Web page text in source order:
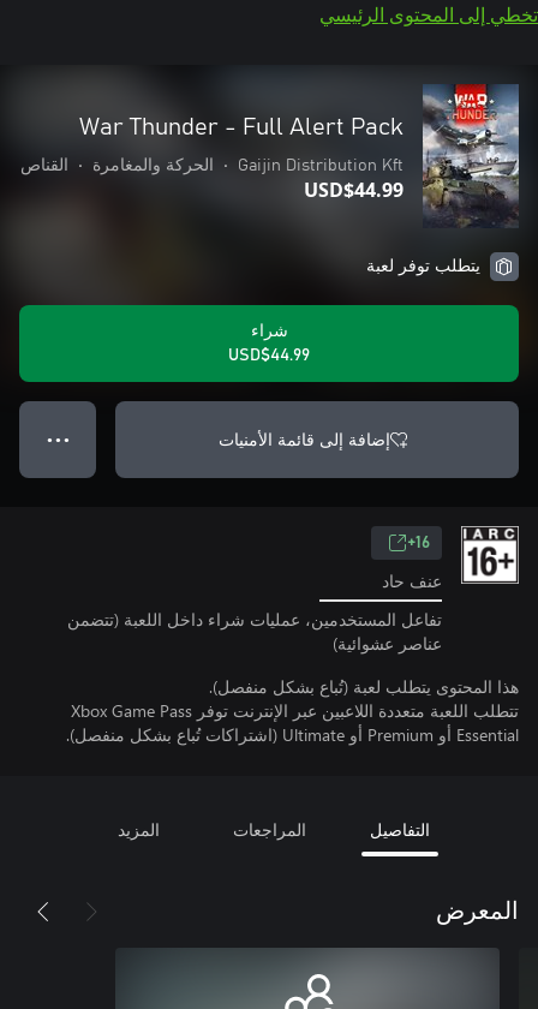
تخطي إلى المحتوى الرئيسي
War Thunder - Full Alert Pack
Gaijin Distribution Kft
• الحركة والمغامرة • القناص
USD$44.99
يتطلب توفر لعبة
شراء
USD$44.99
إضافة إلى قائمة الأمنيات ● ● ●
16+
عنف حاد
تفاعل المستخدمين، عمليات شراء داخل اللعبة (تتضمن
عناصر عشوائية)
هذا المحتوى يتطلب لعبة (تُباع بشكل منفصل).
تتطلب اللعبة متعددة اللاعبين عبر الإنترنت توفر Xbox Game Pass
Essential أو Premium أو Ultimate (اشتراكات تُباع بشكل منفصل).
التفاصيل المراجعات المزيد
المعرض